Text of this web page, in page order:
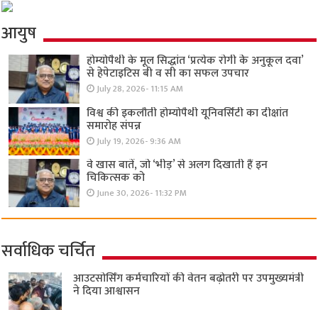
आयुष
होम्योपैथी के मूल सिद्धांत ‘प्रत्येक रोगी केे अनुकूल दवा’
से हेपेटाइटिस बी व सी का सफल उपचार
July 28, 2026- 11:15 AM
विश्व की इकलौती होम्योपैथी यूनिवर्सिटी का दीक्षांत
समारोह संपन्न
July 19, 2026- 9:36 AM
वे खास बातें, जो ‘भीड़’ से अलग दिखाती हैं इन
चिकित्सक को
June 30, 2026- 11:32 PM
सर्वाधिक चर्चित
आउटसोर्सिंग कर्मचारियों की वेतन बढ़ोतरी पर उपमुख्यमंत्री
ने दिया आश्वासन